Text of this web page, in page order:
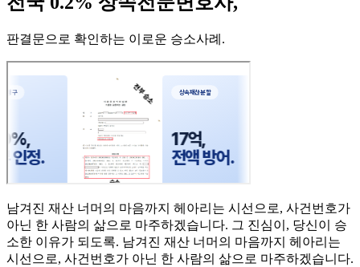
판결문으로 확인하는 이로운 승소사례 .
남겨진 재산 너머의 마음까지 헤아리는 시선으로, 사건번호가
아닌 한 사람의 삶으로 마주하겠습니다. 그 진심이, 당신이 승
소한 이유가 되도록. 남겨진 재산 너머의 마음까지 헤아리는
시선으로, 사건번호가 아닌 한 사람의 삶으로 마주하겠습니다.